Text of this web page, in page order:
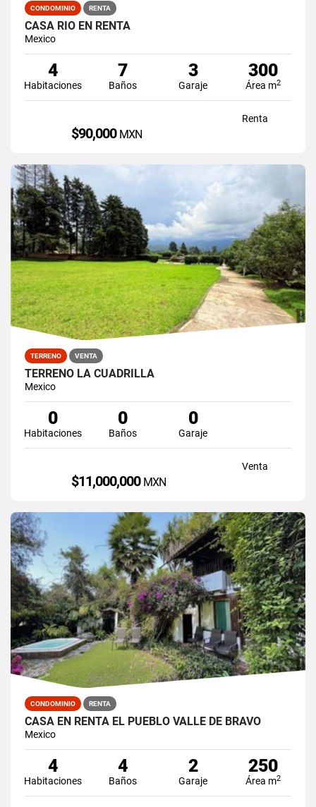
CONDOMINIO RENTA
CASA RIO EN RENTA
Mexico
4
Habitaciones
7
Baños
3
Garaje
300
Área m2
Renta
$90,000 MXN
TERRENO VENTA
TERRENO LA CUADRILLA
Mexico
0
Habitaciones
0
Baños
0
Garaje
Venta
$11,000,000 MXN
CONDOMINIO RENTA
CASA EN RENTA EL PUEBLO VALLE DE BRAVO
Mexico
4
Habitaciones
4
Baños
2
Garaje
250
Área m2